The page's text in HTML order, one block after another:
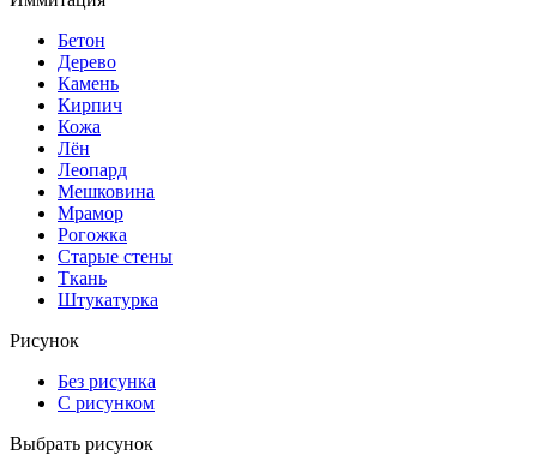
Бетон
Дерево
Камень
Кирпич
Кожа
Лён
Леопард
Мешковина
Мрамор
Рогожка
Старые стены
Ткань
Штукатурка
Рисунок
Без рисунка
С рисунком
Выбрать рисунок